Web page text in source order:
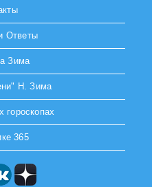
Ответы
Зима
Н. Зима
гороскопах
365